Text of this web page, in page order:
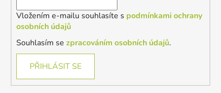
Vložením e-mailu souhlasíte s podmínkami ochrany
osobních údajů
Souhlasím se zpracováním osobních údajů.
PŘIHLÁSIT SE